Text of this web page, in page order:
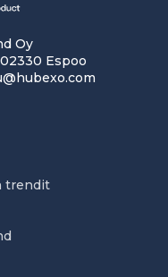
Oy
Espoo
trendit